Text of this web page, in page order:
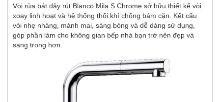
Vòi rửa bát dây rút Blanco Mila S Chrome sở hữu thiết kế vòi
xoay linh hoạt và hệ thống thổi khí chống bám cặn. Kết cấu
vòi nhẹ nhàng, mảnh mai, sáng bóng và dễ dàng sử dụng,
góp phần làm cho không gian bếp nhà bạn trở nên đẹp và
sang trọng hơn.